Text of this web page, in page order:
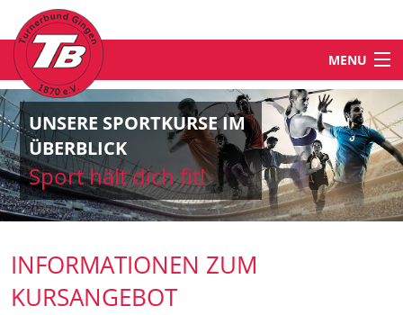
MENU
STARTSEITE
NEWS
ABTEILUNGEN & ANGEBOTE
UNSERE SPORTKURSE IM
ÜBERBLICK
Sport hält dich fit!
INFORMATIONEN ZUM
KURSANGEBOT